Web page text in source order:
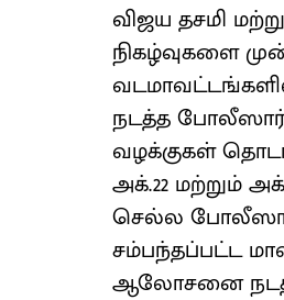
விஜய தசமி
நிகழ்வுகளை
நடத்த போலீஸார்
வழக்குகள்
அக்.22 மற்றும்
செல்ல
சம்பந்தப்பட்ட
ஆலோசனை